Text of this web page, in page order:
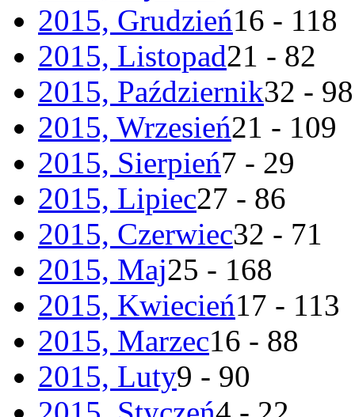
2015, Grudzień16 - 118
2015, Listopad21 - 82
2015, Październik32 - 98
2015, Wrzesień21 - 109
2015, Sierpień7 - 29
2015, Lipiec27 - 86
2015, Czerwiec32 - 71
2015, Maj25 - 168
2015, Kwiecień17 - 113
2015, Marzec16 - 88
2015, Luty9 - 90